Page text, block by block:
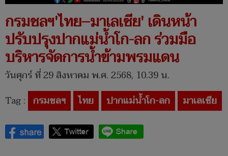
กรมชลฯ'ไทย–มาเลเซีย' เดินหน้า
ปรับปรุงปากแม่น้ำโก-ลก ร่วมมือ
บริหารจัดการน้ำข้ามพรมแดน
วันศุกร์ ที่ 29 สิงหาคม พ.ศ. 2568, 10.39 น.
Tag : กรมชลฯ ไทย ปากแม่น้ำโก-ลก มาเลเซีย